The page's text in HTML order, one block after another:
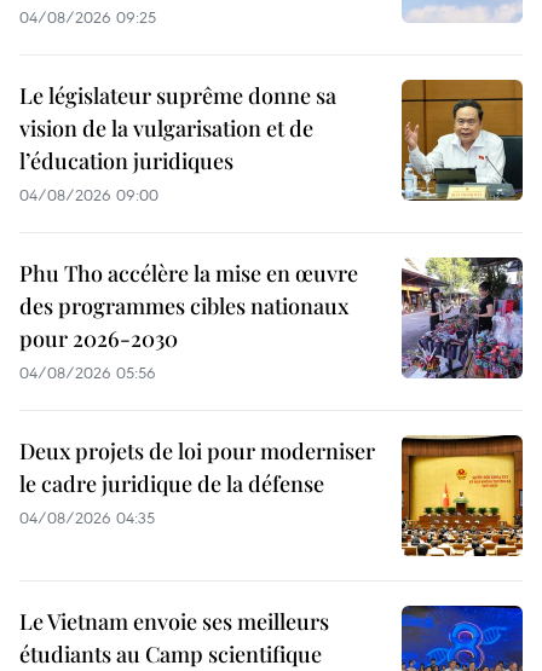
04/08/2026 09:25
Le législateur suprême donne sa
vision de la vulgarisation et de
l’éducation juridiques
04/08/2026 09:00
Phu Tho accélère la mise en œuvre
des programmes cibles nationaux
pour 2026-2030
04/08/2026 05:56
Deux projets de loi pour moderniser
le cadre juridique de la défense
04/08/2026 04:35
Le Vietnam envoie ses meilleurs
étudiants au Camp scientifique